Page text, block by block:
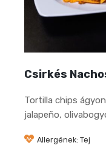
Csirkés
Tortilla chips
jalapeño,
Allergének: Tej